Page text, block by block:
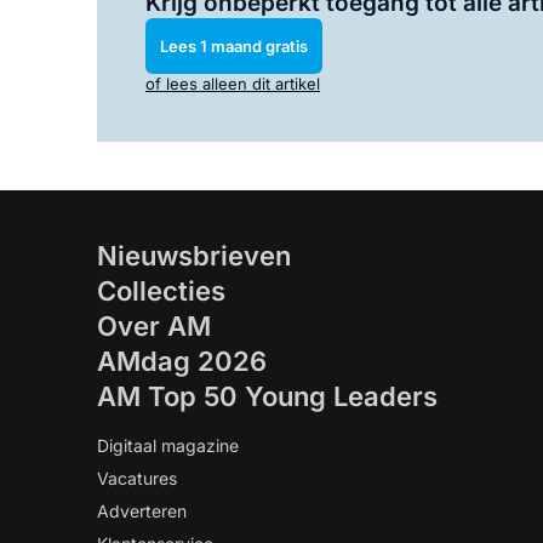
Lees 1 maand gratis
of lees alleen dit artikel
Nieuwsbrieven
Collecties
Over AM
AMdag 2026
AM Top 50 Young Leaders
Digitaal magazine
Vacatures
Adverteren